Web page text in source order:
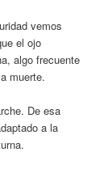
vemos
el ojo
algo frecuente
muerte.
De esa
a la